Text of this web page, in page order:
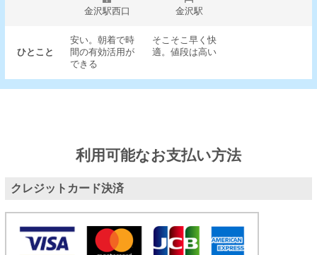
金沢駅西口
金沢駅
ひとこと
安い。朝着で時
間の有効活用が
できる
そこそこ早く快
適。値段は高い
利用可能なお支払い方法
クレジットカード決済